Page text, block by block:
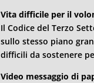
Vita difficile per il
Il Codice del Terzo
sullo stesso piano
difficili da sostenere
Video messaggio di